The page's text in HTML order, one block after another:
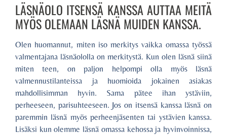
LÄSNÄOLO ITSENSÄ KANSSA AUTTAA MEITÄ
MYÖS OLEMAAN LÄSNÄ MUIDEN KANSSA.
Olen huomannut, miten iso merkitys vaikka omassa työssä
valmentajana läsnäololla on merkitystä. Kun olen läsnä siinä
miten teen, on paljon helpompi olla myös läsnä
valmennustilanteissa ja huomioida jokainen asiakas
mahdollisimman hyvin. Sama pätee ihan ystäviin,
perheeseen, parisuhteeseen. Jos on itsensä kanssa läsnä on
paremmin läsnä myös perheenjäsenten tai ystävien kanssa.
Lisäksi kun olemme läsnä omassa kehossa ja hyvinvoinnissa,